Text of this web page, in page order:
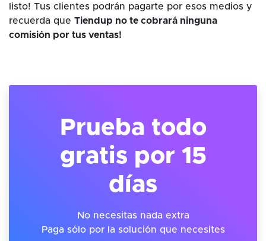
listo! Tus clientes podrán pagarte por esos medios y
recuerda que Tiendup no te cobrará ninguna
comisión por tus ventas!
Prueba todo
gratis por 15
días
No necesitas nada extra
Paga sólo por la solución que necesites